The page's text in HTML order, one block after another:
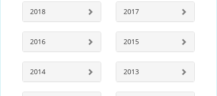
2018 2017
2016 2015
2014 2013